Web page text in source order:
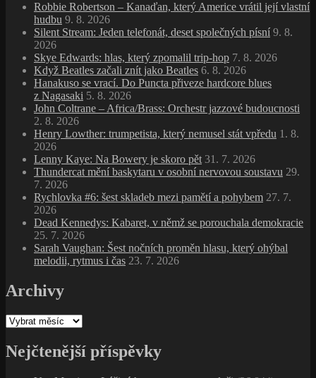
Robbie Robertson – Kanaďan, který Americe vrátil její vlastní
hudbu 9. 8. 2026
Silent Stream: Jeden telefonát, deset společných písní 9. 8.
2026
Skye Edwards: hlas, který zpomalil trip‑hop 7. 8. 2026
Když Beatles začali znít jako Beatles 6. 8. 2026
Hanakuso se vrací. Do Puncta přiveze hardcore blues
z Nagasaki 5. 8. 2026
John Coltrane – Africa/Brass: Orchestr jazzové budoucnosti
2. 8. 2026
Henry Lowther: trumpetista, který nemusel stát vpředu 1. 8.
2026
Lenny Kaye: Na Bowery je skoro pět 31. 7. 2026
Thundercat mění baskytaru v osobní nervovou soustavu 29.
7. 2026
Rychlovka #6: šest skladeb mezi pamětí a pohybem 27. 7.
2026
Dead Kennedys: Kabaret, v němž se porouchala demokracie
25. 7. 2026
Sarah Vaughan: Šest nočních proměn hlasu, který ohýbal
melodii, rytmus i čas 23. 7. 2026
Archivy
Archivy
Nejčtenější příspěvky